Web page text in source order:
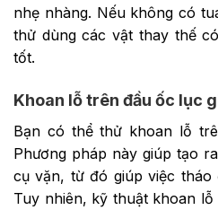
nhẹ nhàng. Nếu không có
thử dùng các vật thay thế
tốt.
Khoan lỗ trên đầu ốc lục
Bạn có thể thử khoan lỗ
Phương pháp này giúp tạo
cụ vặn, từ đó giúp việc
Tuy nhiên, kỹ thuật khoan